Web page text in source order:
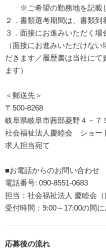
※ご希望の勤務地を記載し
２．書類選考期間は、書類到
３．面接にお進みいただく場
（面接にお進みいただけな
だきます／履歴書は当社にて
ます）
＜郵送先＞
〒500-8268
岐阜県岐阜市茜部菱野４－７
社会福祉法人慶睦会 ショー
求人担当宛て
■お電話からのお問い合わせ
電話番号: 090-8551-0683
担当：社会福祉法人 慶睦会
受付時間：9:00～17:00の間に
応募後の流れ